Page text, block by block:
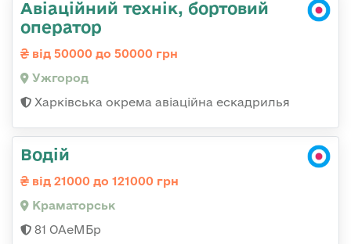
Авіаційний технік, бортовий
оператор
від 50000 до 50000 грн
Ужгород
Харківська окрема авіаційна ескадрилья
Водій
від 21000 до 121000 грн
Краматорськ
81 ОАеМБр